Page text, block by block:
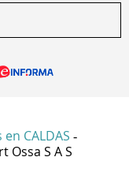
CALDAS -
Ossa S A S